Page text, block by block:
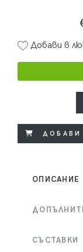
Добави в
ДОБАВИ
ОПИСАНИЕ
СЪСТАВКИ